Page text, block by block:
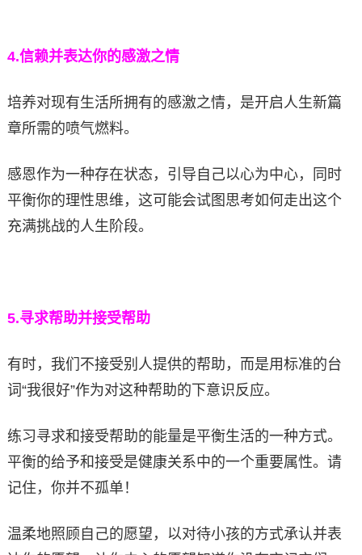
4.信赖并表达你的感激之情
培养对现有生活所拥有的感激之情，是开启人生新篇
章所需的喷气燃料。
感恩作为一种存在状态，引导自己以心为中心，同时
平衡你的理性思维，这可能会试图思考如何走出这个
充满挑战的人生阶段。
5.寻求帮助并接受帮助
有时，我们不接受别人提供的帮助，而是用标准的台
词“我很好”作为对这种帮助的下意识反应。
练习寻求和接受帮助的能量是平衡生活的一种方式。
平衡的给予和接受是健康关系中的一个重要属性。请
记住，你并不孤单！
温柔地照顾自己的愿望，以对待小孩的方式承认并表